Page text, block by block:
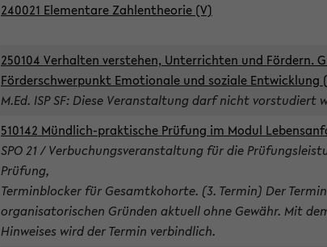
240021 Elementare Zahlentheorie (V)
250104 Verhalten verstehen, Unterrichten und Fördern.
Förderschwerpunkt Emotionale und soziale Entwicklung
M.Ed. ISP SF: Diese Veranstaltung darf nicht vorstudiert
510142 Mündlich-praktische Prüfung im Modul
SPO 21 / Verbuchungsveranstaltung für die
Prüfung,
Terminblocker für Gesamtkohorte. (3. Termin) Der
organisatorischen Gründen aktuell ohne Gewähr. Mit
Hinweises wird der Termin verbindlich.